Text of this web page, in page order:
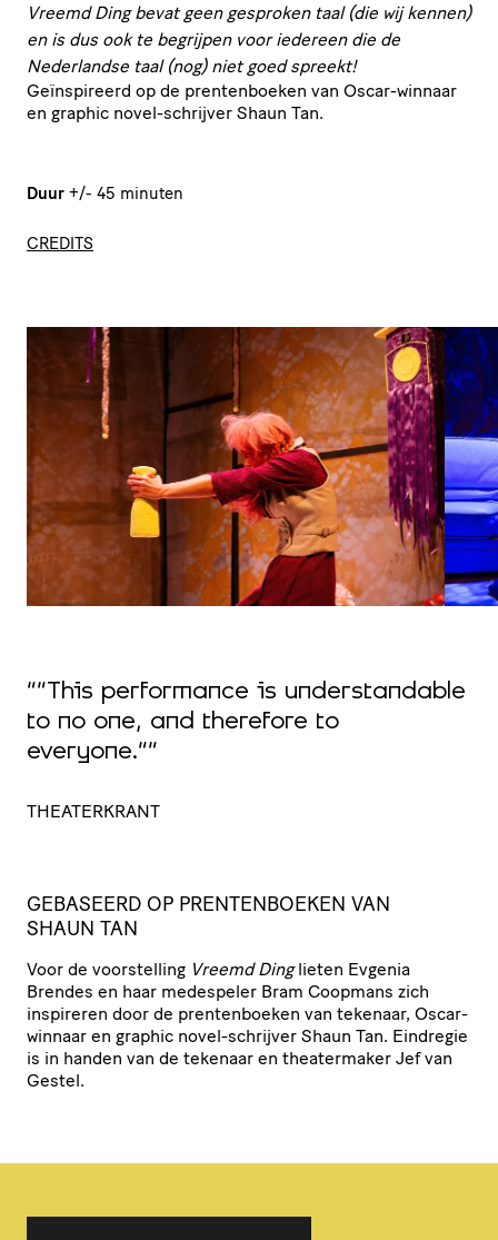
Vreemd Ding bevat geen gesproken taal (die wij kennen)
en is dus ook te begrijpen voor iedereen die de
Nederlandse taal (nog) niet goed spreekt!
Geïnspireerd op de prentenboeken van Oscar-winnaar
en graphic novel-schrijver Shaun Tan.
Duur +/- 45 minuten
CREDITS
““This performance is understandable
to no one, and therefore to
everyone.””
THEATERKRANT
GEBASEERD OP PREN­TEN­BOEKEN VAN
SHAUN TAN
Voor de voor­stel­ling Vreemd Dinglieten Evgenia
Brendes en haar medespeler Bram Coopmans zich
inspireren door de pren­ten­boeken van tekenaar, Oscar-
winnaar en graphic novel-schrijver Shaun Tan. Eindregie
is in handen van de tekenaar en thea­ter­maker Jef van
Gestel.